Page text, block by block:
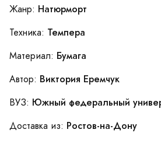
Жанр: Натюрморт
Техника: Темпера
Материал: Бумага
Автор: Виктория Еремчук
ВУЗ: Южный федеральный
Доставка из: Ростов-на-Дону